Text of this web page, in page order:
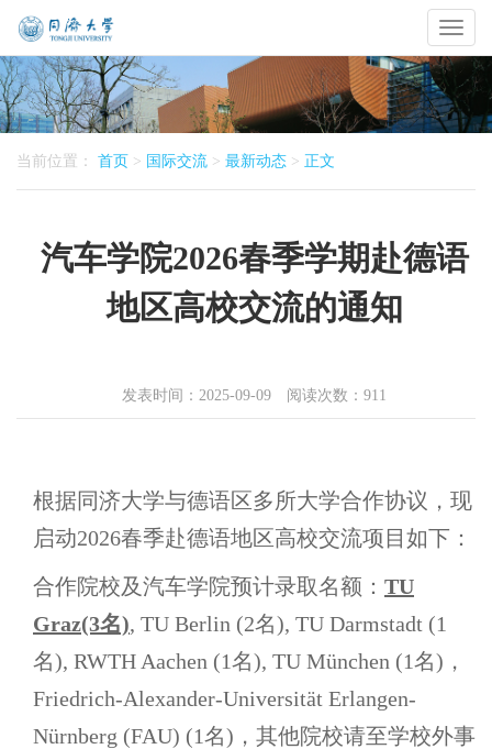
Toggle
当前位置： 首页 > 国际交流 > 最新动态 > 正文
汽车学院2026春季学期赴德语
地区高校交流的通知
发表时间：2025-09-09 阅读次数： 911
根据同济大学与德语区多所大学合作协议，现
启动2026春季赴德语地区高校交流项目如下：
合作院校及汽车学院预计录取名额： TU
Graz(3名), TU Berlin (2名), TU Darmstadt (1
名), RWTH Aachen (1名), TU München (1名)，
Friedrich-Alexander-Universität Erlangen-
Nürnberg (FAU) (1名)，其他院校请至学校外事